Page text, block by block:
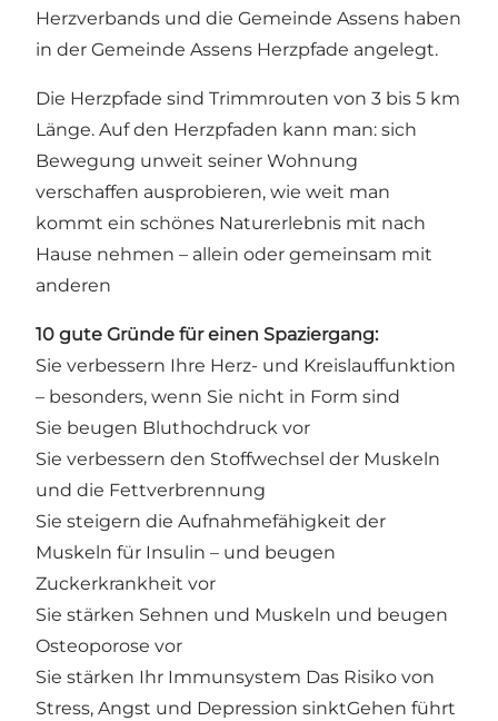
Herzverbands und die Gemeinde Assens haben
in der Gemeinde Assens Herzpfade angelegt.
Die Herzpfade sind Trimmrouten von 3 bis 5 km
Länge. Auf den Herzpfaden kann man: sich
Bewegung unweit seiner Wohnung
verschaffen ausprobieren, wie weit man
kommt ein schönes Naturerlebnis mit nach
Hause nehmen – allein oder gemeinsam mit
anderen
10 gute Gründe für einen Spaziergang:
Sie verbessern Ihre Herz- und Kreislauffunktion
– besonders, wenn Sie nicht in Form sind
Sie beugen Bluthochdruck vor
Sie verbessern den Stoffwechsel der Muskeln
und die Fettverbrennung
Sie steigern die Aufnahmefähigkeit der
Muskeln für Insulin – und beugen
Zuckerkrankheit vor
Sie stärken Sehnen und Muskeln und beugen
Osteoporose vor
Sie stärken Ihr Immunsystem Das Risiko von
Stress, Angst und Depression sinktGehen führt